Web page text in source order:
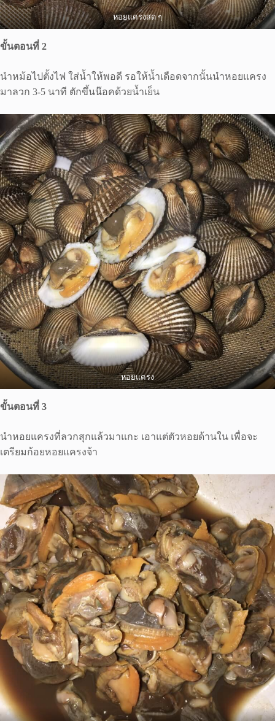
หอยแครงสด ๆ
ขั้นตอนที่ 2
นำหม้อไปตั้งไฟ ใส่น้ำให้พอดี รอให้น้ำเดือดจากนั้นนำหอยแครง
มาลวก 3-5 นาที ตักขึ้นน๊อคด้วยน้ำเย็น
หอยแครง
ขั้นตอนที่ 3
นำหอยแครงที่ลวกสุกแล้วมาแกะ เอาแต่ตัวหอยด้านใน เพื่อจะ
เตรียมก้อยหอยแครงจ้า